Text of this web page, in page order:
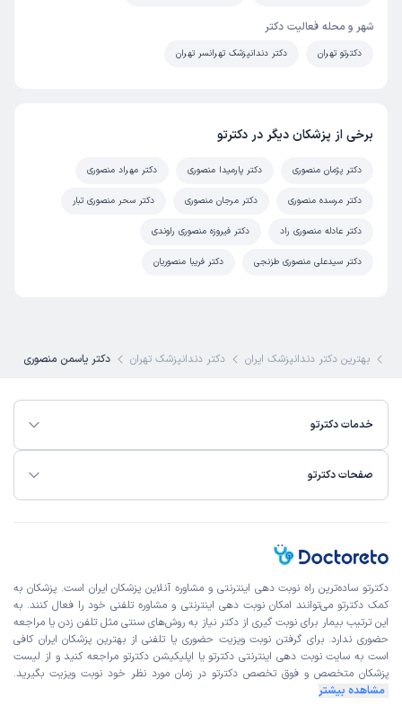
شهر و محله فعالیت دکتر
دکترتو تهران دکتر دندانپزشک تهرانسر تهران
برخی از پزشکان دیگر در دکترتو
دکتر پژمان منصوری دکتر پارمیدا منصوری دکتر مهراد منصوری
دکتر مرسده منصوری دکتر مرجان منصوری دکتر سحر منصوری تبار
دکتر عادله منصوری راد دکتر فیروزه منصوری راوندی
دکتر سیدعلی منصوری طزنجی دکتر فریبا منصوریان
بهترین دکتر دندانپزشک ایران دکتر دندانپزشک تهران دکتر یاسمن منصوری
خدمات دکترتو
صفحات دکترتو
دکترتو ساده‌ترین راه نوبت‌ دهی اینترنتی و مشاوره آنلاین پزشکان ایران است. پزشکان به
کمک دکترتو می‌توانند امکان نوبت دهی اینترنتی و مشاوره تلفنی خود را فعال کنند. به
این ترتیب بیمار برای نوبت گیری از دکتر نیاز به روش‌های سنتی مثل تلفن زدن یا مراجعه
حضوری ندارد. برای گرفتن نوبت ویزیت حضوری یا تلفنی از بهترین پزشکان ایران کافی
است به سایت نوبت دهی اینترنتی دکترتو یا اپلیکیشن دکترتو مراجعه کنید و از لیست
پزشکان متخصص و فوق تخصص دکترتو در زمان مورد نظر خود نوبت ویزیت بگیرید.
مشاهده بیشتر